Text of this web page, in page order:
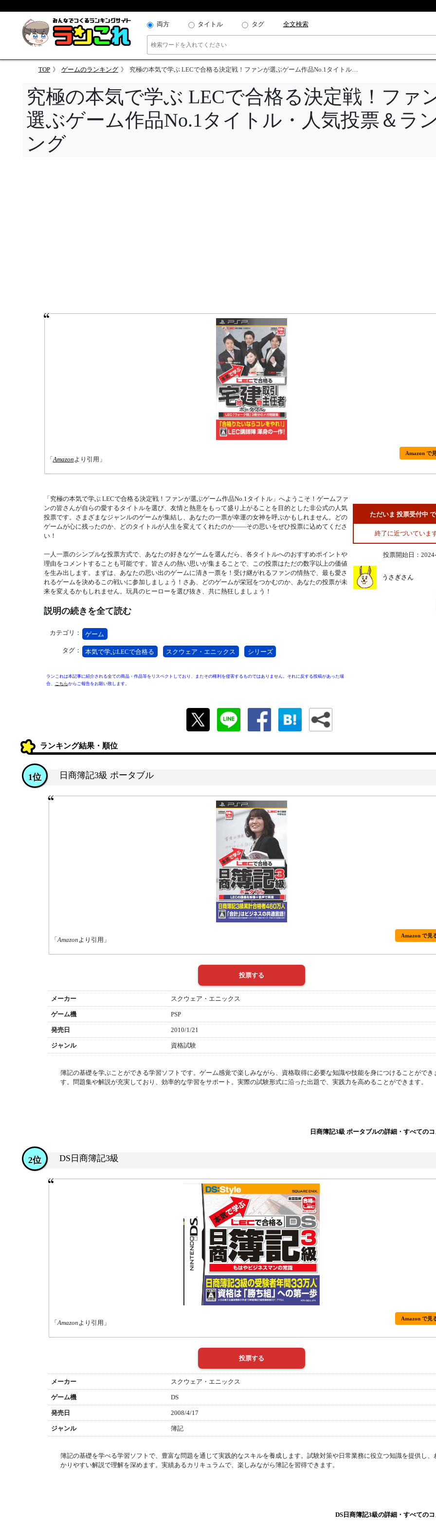
両方 タイトル タグ 全文検索
TOP ゲームのランキング 究極の本気で学ぶ LECで合格る決定戦！ファンが選ぶゲーム作品No.1タイトル・人気投票＆ランキング
究極の本気で学ぶ LECで合格る決定戦！ファ
選ぶゲーム作品No.1タイトル・人気投票＆ラ
ング
「Amazonより引用」
Amazon で
「究極の本気で学ぶ LECで合格る決定戦！ファンが選ぶゲーム作品No.1タイトル」へようこそ！ゲームファ
ンの皆さんが自らの愛するタイトルを選び、友情と熱意をもって盛り上がることを目的とした非公式の人気
投票です。さまざまなジャンルのゲームが集結し、あなたの一票が幸運の女神を呼ぶかもしれません。どの
ゲームが心に残ったのか、どのタイトルが人生を変えてくれたのか——その思いをぜひ投票に込めてくださ
い！
一人一票のシンプルな投票方式で、あなたの好きなゲームを選んだら、各タイトルへのおすすめポイントや
理由をコメントすることも可能です。皆さんの熱い思いが集まることで、この投票はただの数字以上の価値
を生み出します。まずは、あなたの思い出のゲームに清き一票を！受け継がれるファンの情熱で、最も愛さ
れるゲームを決めるこの戦いに参加しましょう！さあ、どのゲームが栄冠をつかむのか、あなたの投票が未
来を変えるかもしれません。玩具のヒーローを選び抜き、共に熱狂しましょう！
説明の続きを全て読む
カテゴリ： ゲーム
タグ： 本気で学ぶLECで合格る スクウェア・エニックス シリーズ
ランこれは本記事に紹介される全ての商品・作品等をリスペクトしており、またその権利を侵害するものではありません。それに反する投稿があった場
合、
こちらからご報告をお願い致します。
ただいま 投票受付中
終了に近づいていま
投票開始日：
うさぎさん
ランキング結果・順位
日商簿記3級 ポータブル
1位
「Amazonより引用」
Amazon で見
メーカー スクウェア・エニックス
ゲーム機 PSP
発売日 2010/1/21
ジャンル 資格試験
簿記の基礎を学ぶことができる学習ソフトです。ゲーム感覚で楽しみながら、資格取得に必要な知識や技能を身につけることができ
す。問題集や解説が充実しており、効率的な学習をサポート。実際の試験形式に沿った出題で、実践力を高めることができます。
日商簿記3級 ポータブルの詳細・すべての
DS日商簿記3級
2位
「Amazonより引用」
Amazon で見
メーカー スクウェア・エニックス
ゲーム機 DS
発売日 2008/4/17
ジャンル 簿記
簿記の基礎を学べる学習ソフトで、豊富な問題を通じて実践的なスキルを養成します。試験対策や日常業務に役立つ知識を提供し、
かりやすい解説で理解を深めます。実績あるカリキュラムで、楽しみながら簿記を習得できます。
DS日商簿記3級の詳細・すべての